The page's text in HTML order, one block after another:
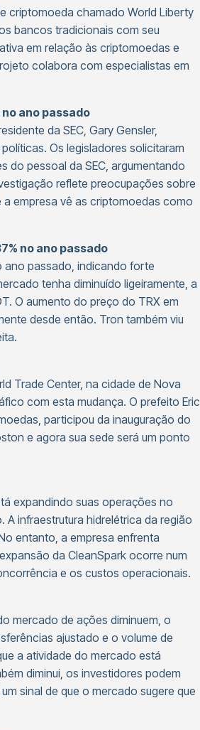
criptomoeda chamado World Liberty
bancos tradicionais com seu
em relação às criptomoedas e
colabora com especialistas em
ano passado
da SEC, Gary Gensler,
Os legisladores solicitaram
do pessoal da SEC, argumentando
reflete preocupações sobre
empresa vê as criptomoedas como
no ano passado
ano passado, indicando forte
tenha diminuído ligeiramente, a
O aumento do preço do TRX em
desde então. Tron também viu
Trade Center, na cidade de Nova
com esta mudança. O prefeito Eric
participou da inauguração do
e agora sua sede será um ponto
expandindo suas operações no
infraestrutura hidrelétrica da região
entanto, a empresa enfrenta
da CleanSpark ocorre num
e os custos operacionais.
mercado de ações diminuem, o
ajustado e o volume de
a atividade do mercado está
diminui, os investidores podem
sinal de que o mercado sugere que